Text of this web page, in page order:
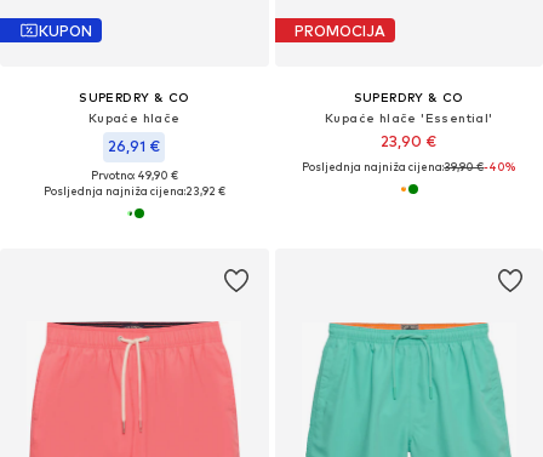
KUPON
SUPERDRY & CO
Kupaće hlače
26,91 €
Prvotno: 49,90 €
Posljednja najniža cijena:23,92 €
PROMOCIJA
SUPERDRY & CO
Kupaće hlače 'Essential'
23,90 €
Posljednja najniža cijena:39,90 €-40%